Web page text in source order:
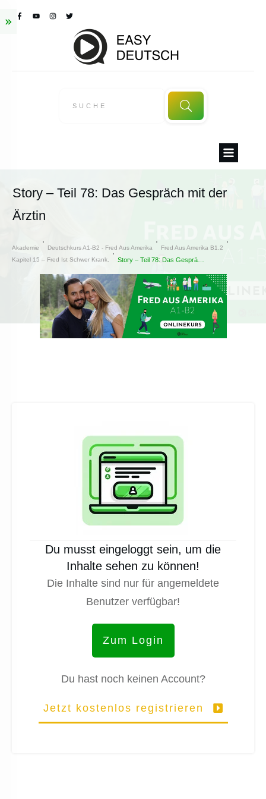
Story – Teil 78: Das Gespräch mit der
Ärztin
Akademie Deutschkurs A1-B2 - Fred Aus Amerika
Fred Aus Amerika B1.2
Kapitel 15 – Fred Ist Schwer Krank.
Du musst eingeloggt sein, um die
Inhalte sehen zu können!
Die Inhalte sind nur für angemeldete
Benutzer verfügbar!
Zum Login
Du hast noch keinen Account?
Jetzt kostenlos registrieren